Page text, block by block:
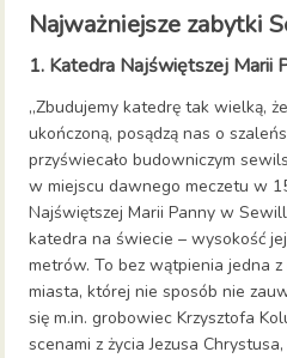
Najważniejsze zabytki
1. Katedra Najświętszej Marii
„Zbudujemy katedrę tak wielką,
ukończoną, posądzą nas o
przyświecało budowniczym
w miejscu dawnego meczetu w
Najświętszej Marii Panny w
katedra na świecie – wysokość
metrów. To bez wątpienia jedna
miasta, której nie sposób nie
się m.in. grobowiec Krzysztofa
scenami z życia Jezusa